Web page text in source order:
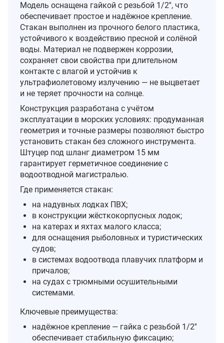
Модель оснащена гайкой с резьбой 1/2'', что
обеспечивает простое и надёжное крепление.
Стакан выполнен из прочного белого пластика,
устойчивого к воздействию пресной и солёной
воды. Материал не подвержен коррозии,
сохраняет свои свойства при длительном
контакте с влагой и устойчив к
ультрафиолетовому излучению — не выцветает
и не теряет прочности на солнце.
Конструкция разработана с учётом
эксплуатации в морских условиях: продуманная
геометрия и точные размеры позволяют быстро
установить стакан без сложного инструмента.
Штуцер под шланг диаметром 15 мм
гарантирует герметичное соединение с
водоотводной магистралью.
Где применяется стакан:
на надувных лодках ПВХ;
в конструкции жёсткокорпусных лодок;
на катерах и яхтах малого класса;
для оснащения рыболовных и туристических
судов;
в системах водоотвода плавучих платформ и
причалов;
на судах с трюмными осушительными
системами.
Ключевые преимущества:
надёжное крепление — гайка с резьбой 1/2''
обеспечивает стабильную фиксацию;